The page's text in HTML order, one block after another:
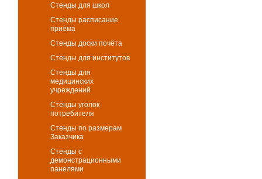
Стенды для школ
Стенды расписание
приёма
Стенды доски почёта
Стенды для институтов
Стенды для
медицинских
учреждений
Стенды уголок
потребителя
Стенды по размерам
Заказчика
Стенды с
демонстрационными
панелями